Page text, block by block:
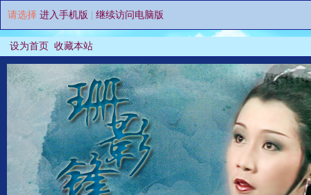
请选择 进入手机版 继续访问电脑版
设为首页 收藏本站